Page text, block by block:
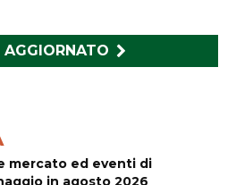
AGGIORNATO
mercato ed eventi di
in agosto 2026